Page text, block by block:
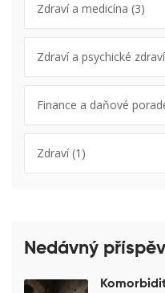
Zdraví a medicína (3)
Zdraví a psychické zdraví
Finance a daňové
Zdraví(1)
Nedávný